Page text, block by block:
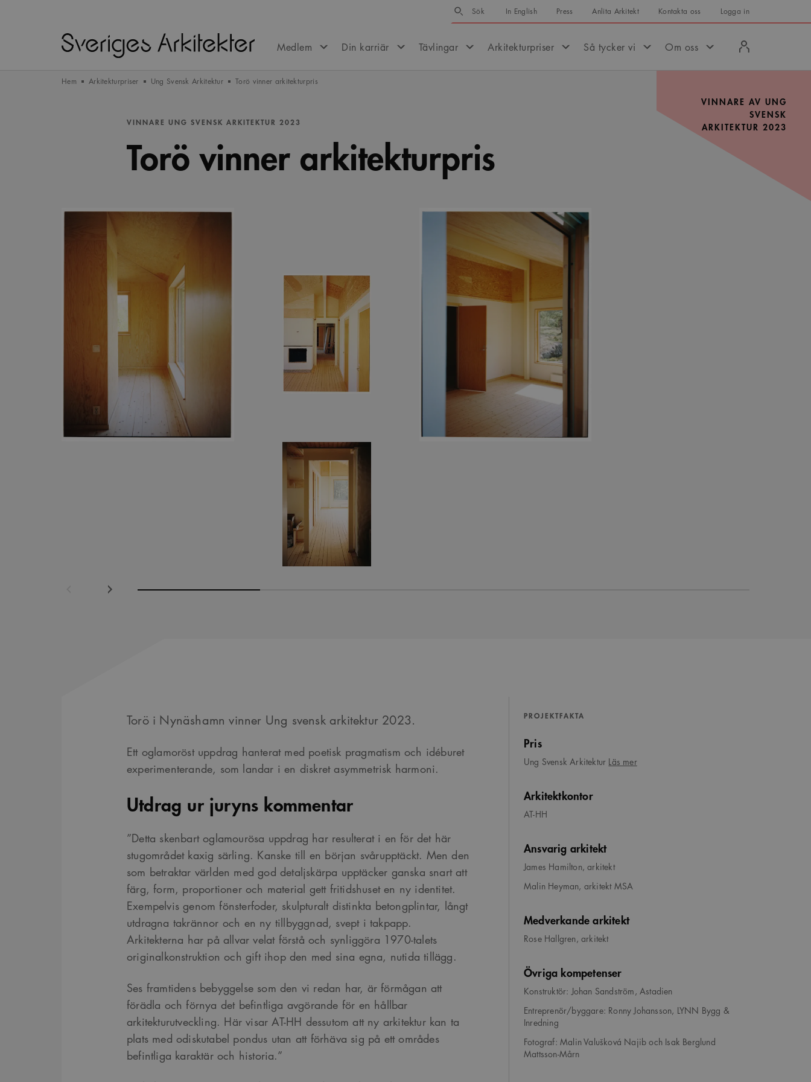
Sök
Sök In English Press Anlita Arkitekt Kontakta oss Logga in
Medlem Din karriär Tävlingar Arkitekturpriser Så tycker vi Om oss
in
Hem Arkitekturpriser Ung Svensk Arkitektur Torö vinner arkitekturpris
VINNARE AV UNG
SVENSK
ARKITEKTUR 2023
VINNARE UNG SVENSK ARKITEKTUR 2023
Torö vinner arkitekturpris
Nästa
Torö i Nynäshamn vinner Ung svensk arkitektur 2023.
Ett oglamoröst uppdrag hanterat med poetisk pragmatism och idéburet
experimenterande, som landar i en diskret asymmetrisk harmoni.
Utdrag ur juryns kommentar
”Detta skenbart oglamourösa uppdrag har resulterat i en för det här
stugområdet kaxig särling. Kanske till en början svårupptäckt. Men den
som betraktar världen med god detaljskärpa upptäcker ganska snart att
färg, form, proportioner och material gett fritidshuset en ny identitet.
Exempelvis genom fönsterfoder, skulpturalt distinkta betongplintar, långt
utdragna takrännor och en ny tillbyggnad, svept i takpapp.
Arkitekterna har på allvar velat förstå och synliggöra 1970-talets
originalkonstruktion och gift ihop den med sina egna, nutida tillägg.
Ses framtidens bebyggelse som den vi redan har, är förmågan att
förädla och förnya det befintliga avgörande för en hållbar
arkitekturutveckling. Här visar AT-HH dessutom att ny arkitektur kan ta
plats med odiskutabel pondus utan att förhäva sig på ett områdes
befintliga karaktär och historia.”
PROJEKTFAKTA
Pris
Ung Svensk Arkitektur Läs merom
Arkitektkontor
AT-HH
Ansvarig arkitekt
James Hamilton, arkitekt
Malin Heyman, arkitekt MSA
Medverkande arkitekt
Rose Hallgren, arkitekt
Övriga kompetenser
Konstruktör: Johan Sandström, Astadien
Entreprenör/byggare: Ronny Johansson, LYNN Bygg &
Inredning
Fotograf: Malin Valušková Najib och Isak Berglund
Mattsson-Mårn